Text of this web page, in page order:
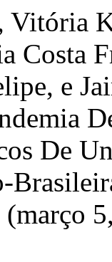
Vitória
Costa
e
De